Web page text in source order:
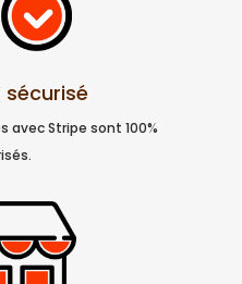
Stripe sont 100%